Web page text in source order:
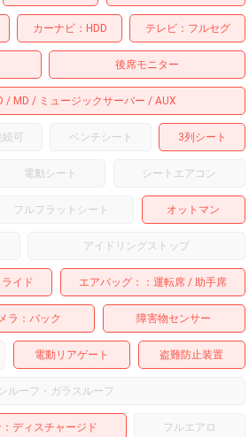
カーナビ HDD テレビ フルセグ
後席モニター
MD ミュージックサーバー AUX
続可 ベンチシート 3列シート
電動シート シートエアコン
フルフラットシート オットマン
アイドリングストップ
イド エアバッグ： 運転席 助手席
ラ バック 障害物センサー
電動リアゲート 盗難防止装置
ルーフ・ガラスルーフ
ディスチャージド フルエアロ